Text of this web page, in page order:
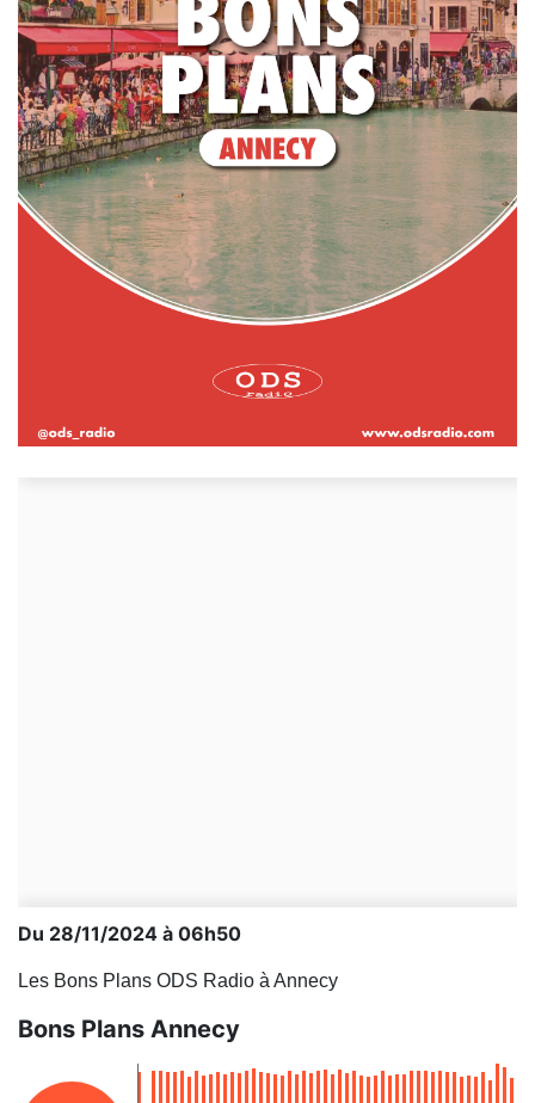
Du 28/11/2024 à 06h50
Les Bons Plans ODS Radio à Annecy
Bons Plans Annecy